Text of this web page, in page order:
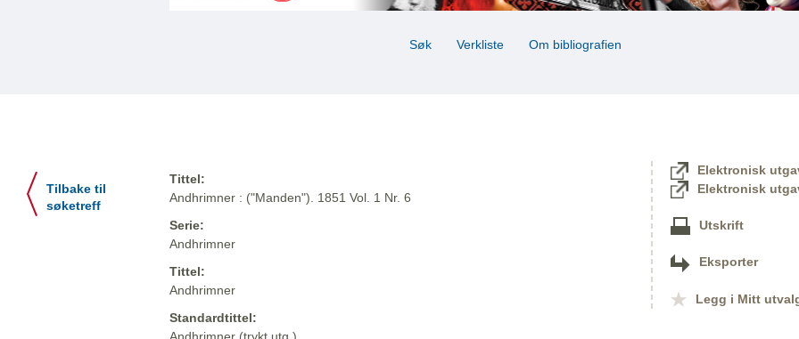
Søk Verkliste Om bibliografien
Tilbake til
søketreff
Tittel:
Andhrimner : ("Manden"). 1851 Vol. 1 Nr. 6
Serie:
Andhrimner
Tittel:
Andhrimner
Standardtittel:
Elektronisk
Elektronisk
Utskrift
Eksporter
Legg i Mitt